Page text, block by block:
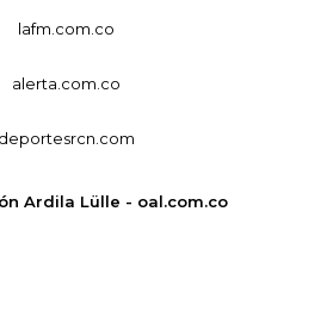
lafm.com.co
alerta.com.co
deportesrcn.com
Ardila Lülle - oal.com.co